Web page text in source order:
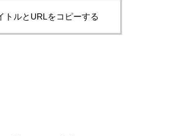
トルとURLをコピーする